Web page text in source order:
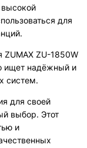
высокой
для
ZUMAX ZU-1850W
ищет надёжный и
систем.
для своей
выбор. Этот
и